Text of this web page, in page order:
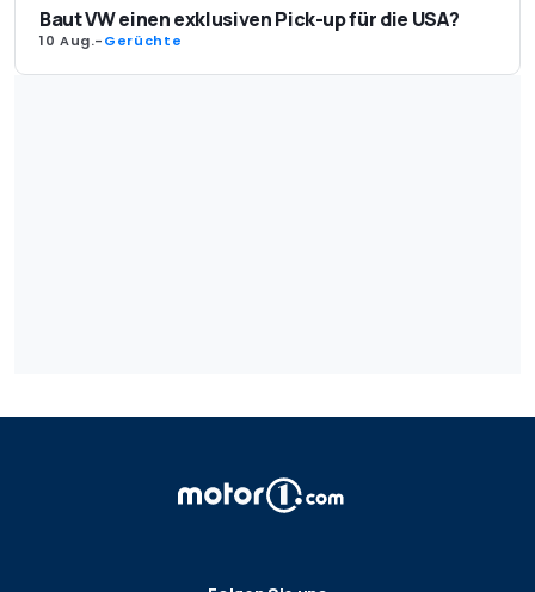
Baut VW einen exklusiven Pick-up für die USA?
10 Aug.-Gerüchte